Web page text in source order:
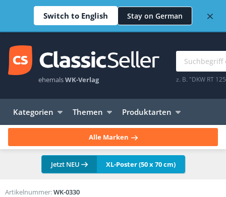
Switch to English Stay on German ×
ehemalsWK-Verlag z. B. "DKW RT
Kategorien Themen Produktarten
Alle Marken
Jetzt NEU XL-Poster (50 x 70 cm)
Artikelnummer:WK-0330